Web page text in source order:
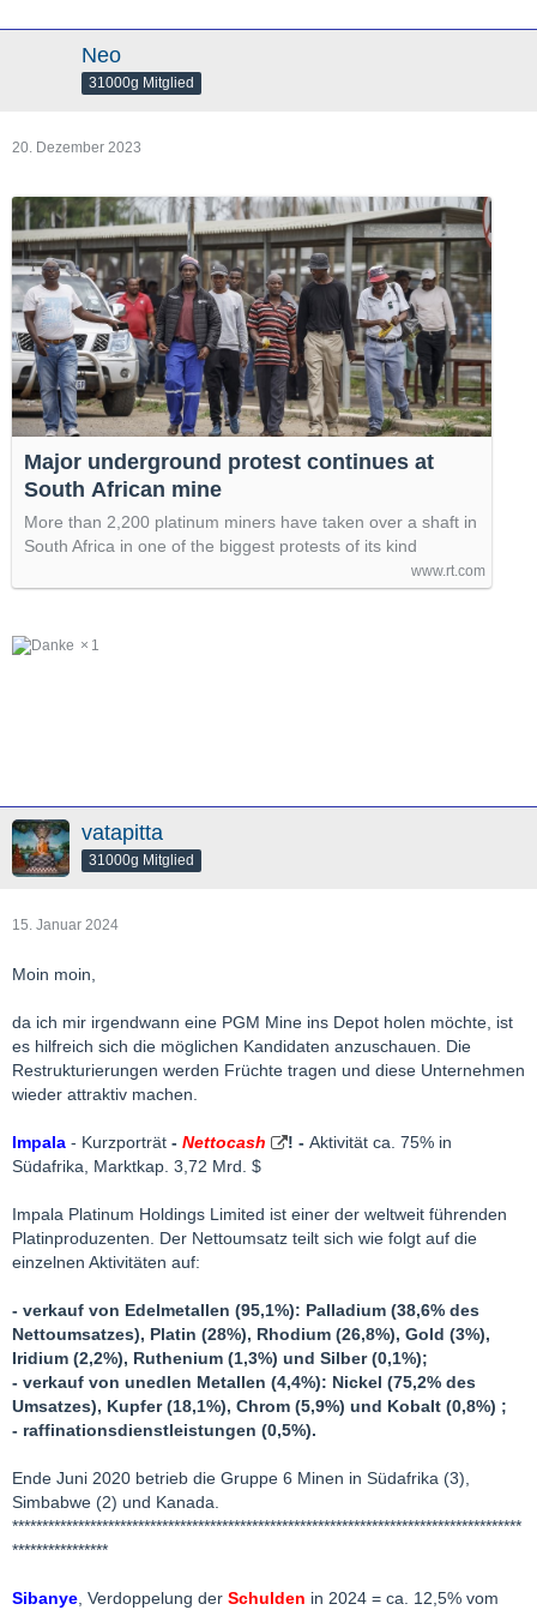
Neo
31000g Mitglied
20. Dezember 2023
Major underground protest continues at
South African mine
More than 2,200 platinum miners have taken over a shaft in
South Africa in one of the biggest protests of its kind
www.rt.com
1
vatapitta
31000g Mitglied
15. Januar 2024
Moin moin,
da ich mir irgendwann eine PGM Mine ins Depot holen möchte, ist
es hilfreich sich die möglichen Kandidaten anzuschauen. Die
Restrukturierungen werden Früchte tragen und diese Unternehmen
wieder attraktiv machen.
Impala - Kurzporträt - Nettocash ! - Aktivität ca. 75% in
Südafrika, Marktkap. 3,72 Mrd. $
Impala Platinum Holdings Limited ist einer der weltweit führenden
Platinproduzenten. Der Nettoumsatz teilt sich wie folgt auf die
einzelnen Aktivitäten auf:
- verkauf von Edelmetallen (95,1%): Palladium (38,6% des
Nettoumsatzes), Platin (28%), Rhodium (26,8%), Gold (3%),
Iridium (2,2%), Ruthenium (1,3%) und Silber (0,1%);
- verkauf von unedlen Metallen (4,4%): Nickel (75,2% des
Umsatzes), Kupfer (18,1%), Chrom (5,9%) und Kobalt (0,8%) ;
- raffinationsdienstleistungen (0,5%).
Ende Juni 2020 betrieb die Gruppe 6 Minen in Südafrika (3),
Simbabwe (2) und Kanada.
*************************************************************************************
****************
Sibanye, Verdoppelung der Schulden in 2024 = ca. 12,5% vom